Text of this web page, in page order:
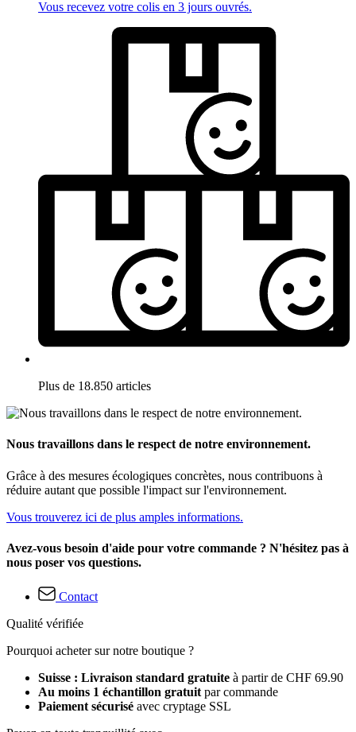
Vous recevez votre colis en 3 jours ouvrés.
Plus de 18.850 articles
Nous travaillons dans le respect de notre environnement.
Grâce à des mesures écologiques concrètes, nous contribuons à
réduire autant que possible l'impact sur l'environnement.
Vous trouverez ici de plus amples informations.
Avez-vous besoin d'aide pour votre commande ? N'hésitez pas à
nous poser vos questions.
Contact
Qualité vérifiée
Pourquoi acheter sur notre boutique ?
Suisse : Livraison standard gratuite à partir de CHF 69.90
Au moins 1 échantillon gratuit par commande
Paiement sécurisé avec cryptage SSL